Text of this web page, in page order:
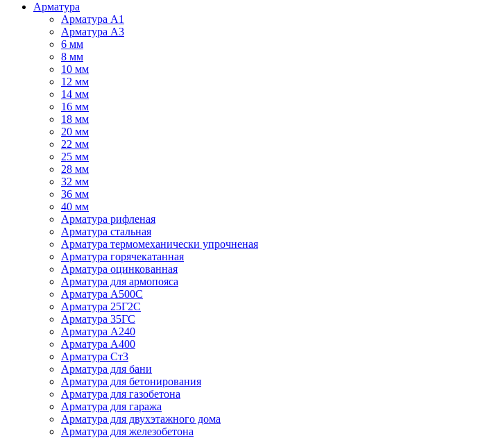
Арматура
Арматура А1
Арматура А3
6 мм
8 мм
10 мм
12 мм
14 мм
16 мм
18 мм
20 мм
22 мм
25 мм
28 мм
32 мм
36 мм
40 мм
Арматура рифленая
Арматура стальная
Арматура термомеханически упрочненая
Арматура горячекатанная
Арматура оцинкованная
Арматура для армопояса
Арматура A500С
Арматура 25Г2С
Арматура 35ГС
Арматура А240
Арматура А400
Арматура Ст3
Арматура для бани
Арматура для бетонирования
Арматура для газобетона
Арматура для гаража
Арматура для двухэтажного дома
Арматура для железобетона